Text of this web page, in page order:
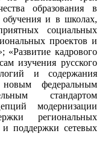
образования в
обучения и в школах,
социальных
проектов и
«Развитие кадрового
изучения русского
и содержания
федеральным
стандартом
модернизации
региональных
и поддержки сетевых